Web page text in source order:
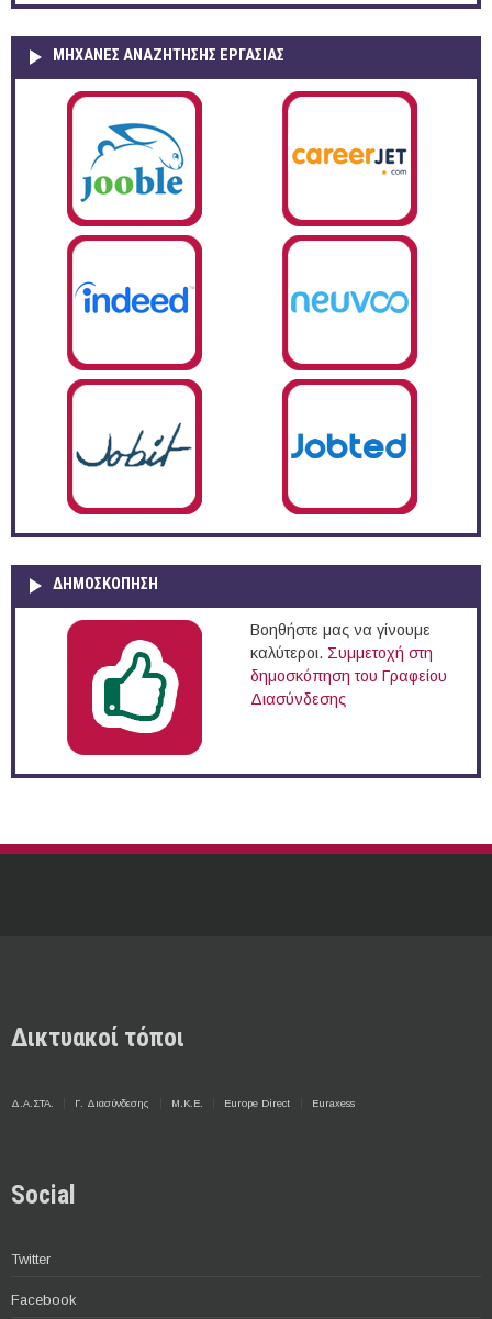
ΜΗΧΑΝΕΣ ΑΝΑΖΗΤΗΣΗΣ ΕΡΓΑΣΙΑΣ
ΔΗΜΟΣΚΌΠΗΣΗ
Βοηθήστε μας να γίνουμε
καλύτεροι. Συμμετοχή στη
δημοσκόπηση του Γραφείου
Διασύνδεσης
Δικτυακοί τόποι
Δ.Α.ΣΤΑ. Γ. Διασύνδεσης Μ.Κ.Ε. Europe Direct Euraxess
Social
Twitter
Facebook